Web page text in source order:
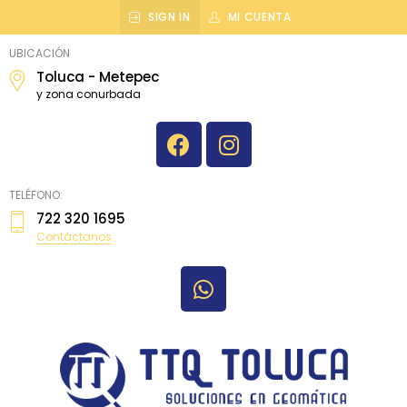
SIGN IN MI CUENTA
topografiatoluca
UBICACIÓN
Toluca - Metepec
y zona conurbada
TELÉFONO:
722 320 1695
Contáctanos